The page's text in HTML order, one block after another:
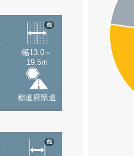
幅13.0～
19.5m
他
都道府県道
他